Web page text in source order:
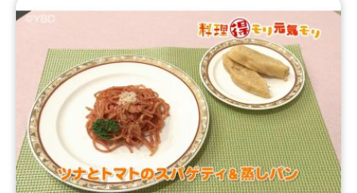
アナウンサー
イベント
Event
試写会・プレゼント
Present
ＹＢＣオンデマンド